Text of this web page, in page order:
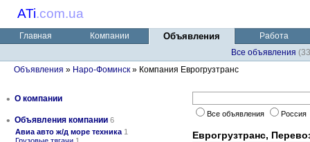
ATi.com.ua
Главная Компании Объявления
Работа
Все объявления
Объявления » Наро-Фоминск » Компания Еврогрузтранс
• О компании
• Объявления компании 6
Авиа авто ж/д море техника 1
Все объявления Россия
Еврогрузтранс,